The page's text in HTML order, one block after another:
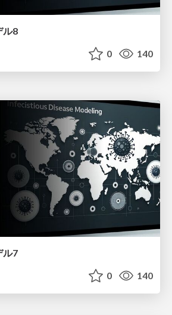
ル8
0 140
ル7
0 140